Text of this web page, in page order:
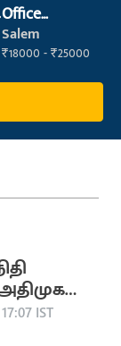
Office
Maintenance
Staff
Salem
₹18000 - ₹25000
IST